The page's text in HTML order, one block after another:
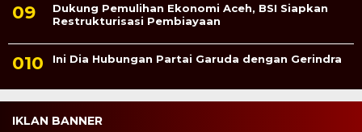
Dukung Pemulihan Ekonomi Aceh, BSI Siapkan
Restrukturisasi Pembiayaan
Ini Dia Hubungan Partai Garuda dengan Gerindra
IKLAN BANNER